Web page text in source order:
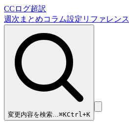
CCログ超訳
週次まとめコラム設定リファレンス
変更内容を検索…⌘KCtrl+K